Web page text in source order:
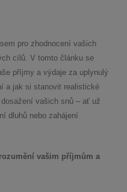
pro zhodnocení vašich
cílů. V tomto článku se
příjmy a výdaje za uplynulý
a jak si stanovit realistické
vašich snů – ať už
dluhů nebo zahájení
vašim příjmům a